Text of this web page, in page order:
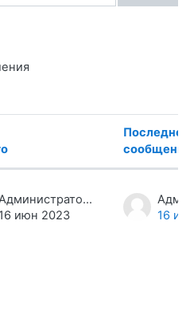
Показано 1
Последнее
Администратор ЦА «Атмосфера»
16 июн 2023
16